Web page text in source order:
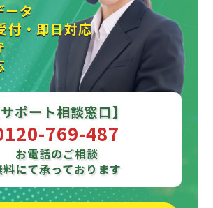
タ
付・即日対応
サポート相談窓口】
769-487
お電話のご相談
料にて承っております